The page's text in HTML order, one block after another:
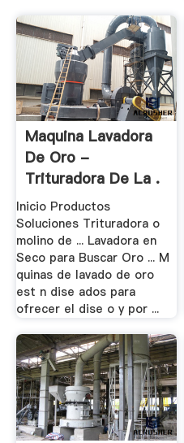
Maquina Lavadora
De Oro -
Trituradora De La .
Inicio Productos
Soluciones Trituradora o
molino de ... Lavadora en
Seco para Buscar Oro ... M
quinas de lavado de oro
est n dise ados para
ofrecer el dise o y por ...